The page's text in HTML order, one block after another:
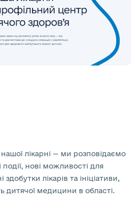
лікарні — ми розповідаємо
нові можливості для
лікарів та ініціативи,
дитячої медицини в області.